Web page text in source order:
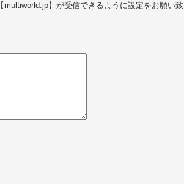
multiworld.jp】が受信できるように設定をお願い致